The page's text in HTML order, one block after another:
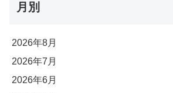
月別
2026年8月
2026年7月
2026年6月